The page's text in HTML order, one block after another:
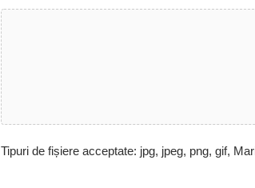
Tipuri de fișiere acceptate: jpg, jpeg, png, gif,